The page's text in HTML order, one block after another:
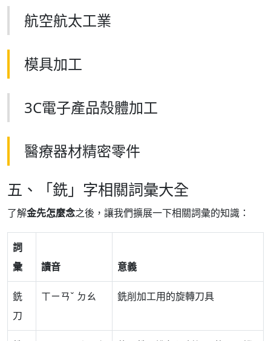
航空航太工業
模具加工
3C電子產品殼體加工
醫療器材精密零件
五、「銑」字相關詞彙大全
了解金先怎麼念之後，讓我們擴展一下相關詞彙的知識：
詞
彙
讀音 意義
銑
刀
ㄒㄧㄢˇ ㄉㄠ 銑削加工用的旋轉刀具